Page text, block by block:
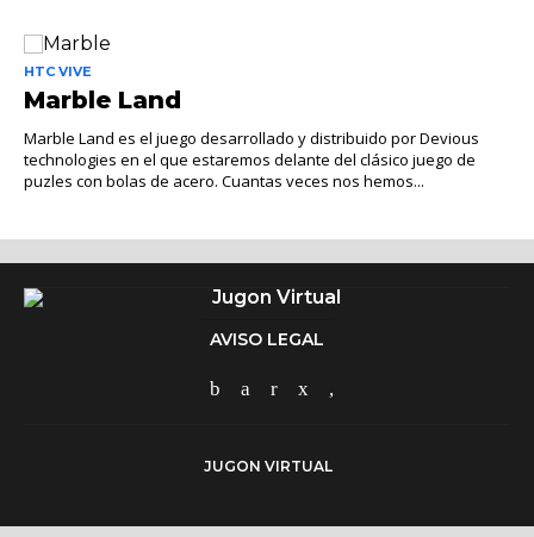
HTC VIVE
Marble Land
Marble Land es el juego desarrollado y distribuido por Devious
technologies en el que estaremos delante del clásico juego de
puzles con bolas de acero. Cuantas veces nos hemos...
AVISO LEGAL
JUGON VIRTUAL